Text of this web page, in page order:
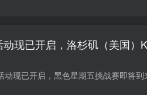
现已开启，洛杉矶（美国